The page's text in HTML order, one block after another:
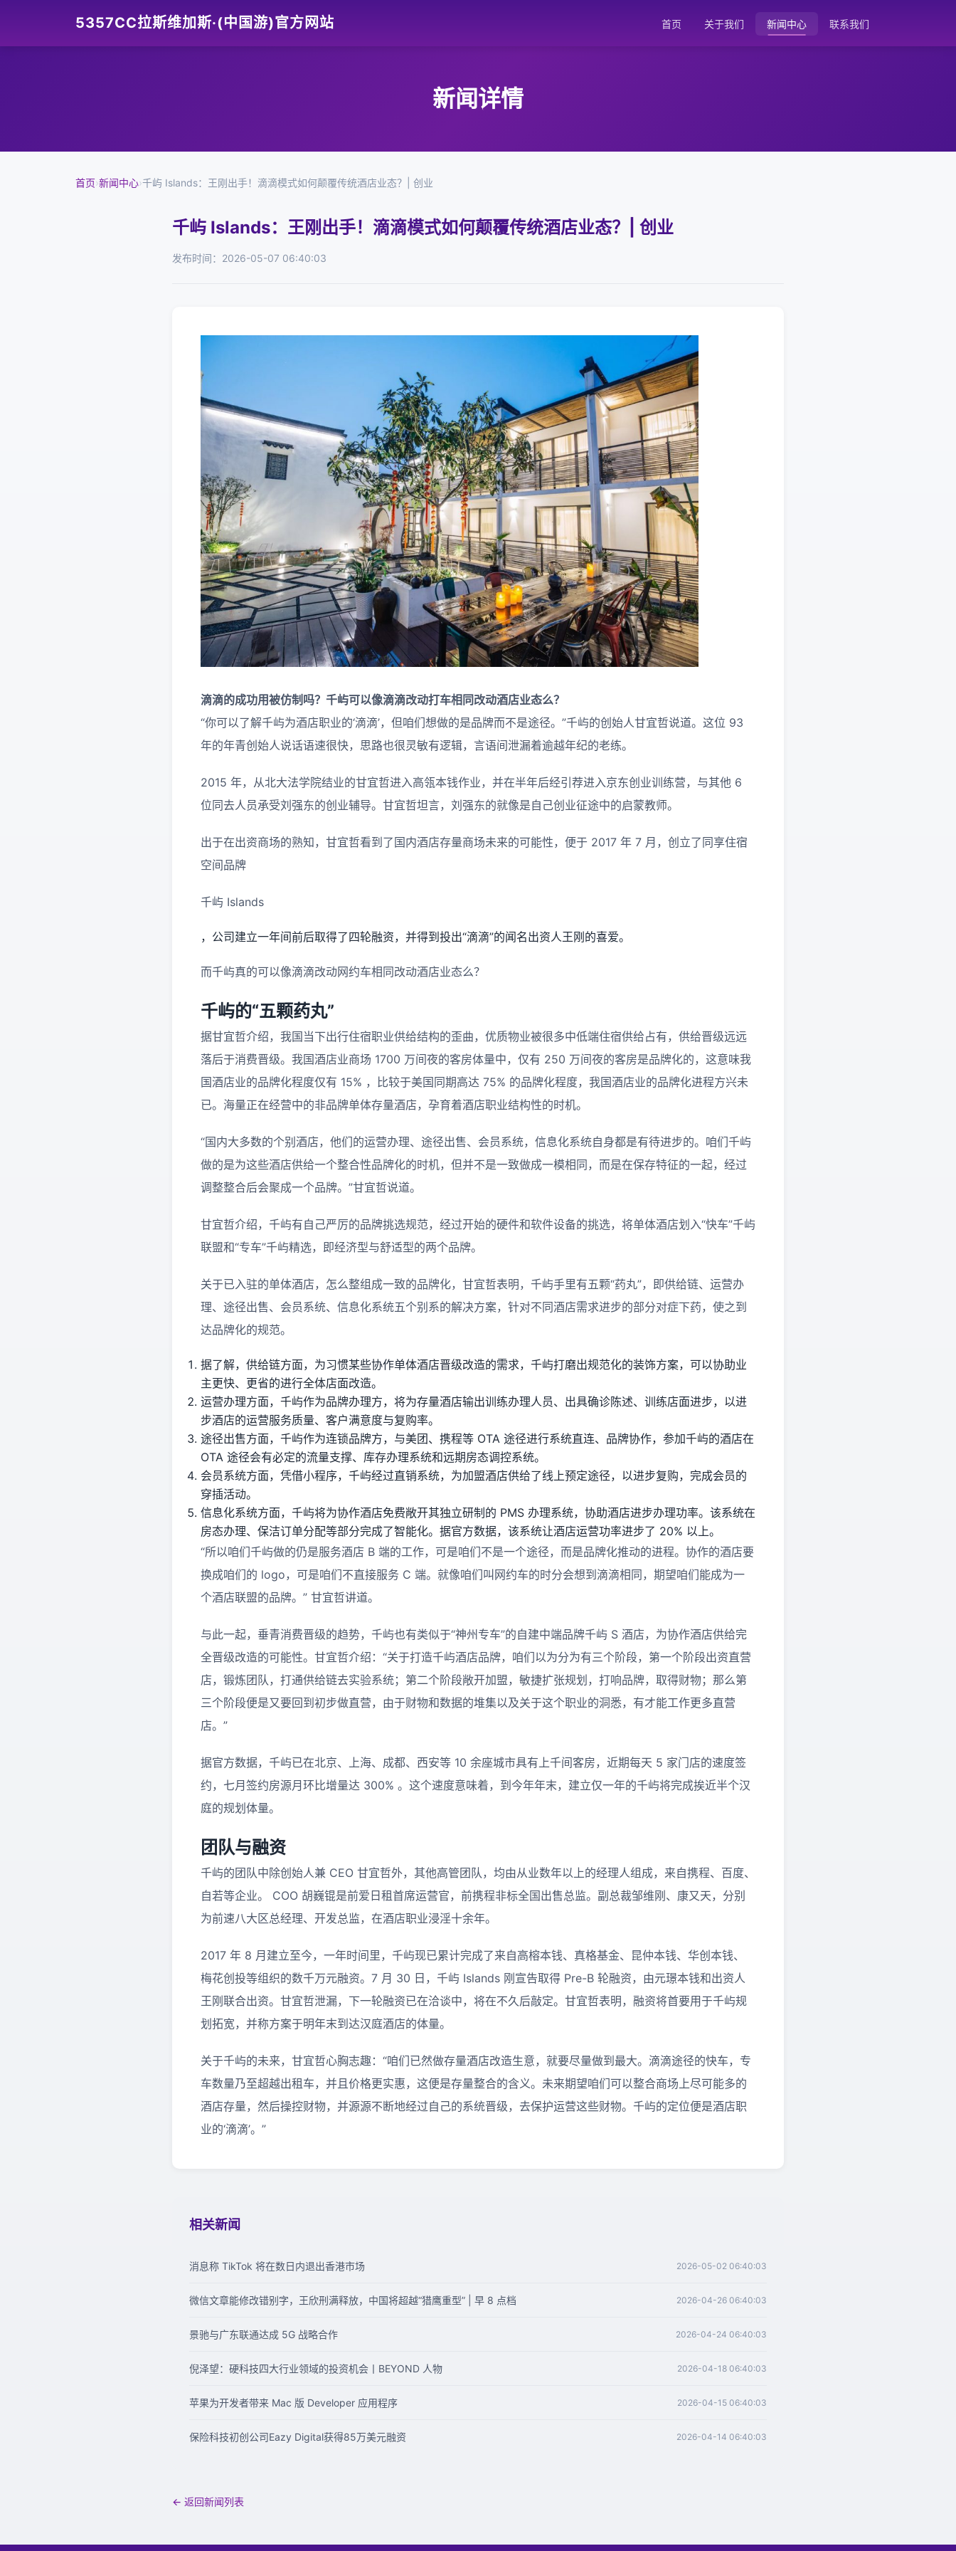
5357CC拉斯维加斯·(中国游)官方网站 首页 关于我们 新闻中心 联系我们
新闻详情
首页›新闻中心›千屿 Islands：王刚出手！滴滴模式如何颠覆传统酒店业态？| 创业
千屿 Islands：王刚出手！滴滴模式如何颠覆传统酒店业态？| 创业
发布时间：2026-05-07 06:40:03
滴滴的成功用被仿制吗？千屿可以像滴滴改动打车相同改动酒店业态么？
“你可以了解千屿为酒店职业的‘滴滴’，但咱们想做的是品牌而不是途径。”千屿的创始人甘宜哲说道。这位 93
年的年青创始人说话语速很快，思路也很灵敏有逻辑，言语间泄漏着逾越年纪的老练。
2015 年，从北大法学院结业的甘宜哲进入高瓴本钱作业，并在半年后经引荐进入京东创业训练营，与其他 6
位同去人员承受刘强东的创业辅导。甘宜哲坦言，刘强东的就像是自己创业征途中的启蒙教师。
出于在出资商场的熟知，甘宜哲看到了国内酒店存量商场未来的可能性，便于 2017 年 7 月，创立了同享住宿
空间品牌
千屿 Islands
，公司建立一年间前后取得了四轮融资，并得到投出“滴滴”的闻名出资人王刚的喜爱。
而千屿真的可以像滴滴改动网约车相同改动酒店业态么？
千屿的“五颗药丸”
据甘宜哲介绍，我国当下出行住宿职业供给结构的歪曲，优质物业被很多中低端住宿供给占有，供给晋级远远
落后于消费晋级。我国酒店业商场 1700 万间夜的客房体量中，仅有 250 万间夜的客房是品牌化的，这意味我
国酒店业的品牌化程度仅有 15% ，比较于美国同期高达 75% 的品牌化程度，我国酒店业的品牌化进程方兴未
已。海量正在经营中的非品牌单体存量酒店，孕育着酒店职业结构性的时机。
“国内大多数的个别酒店，他们的运营办理、途径出售、会员系统，信息化系统自身都是有待进步的。咱们千屿
做的是为这些酒店供给一个整合性品牌化的时机，但并不是一致做成一模相同，而是在保存特征的一起，经过
调整整合后会聚成一个品牌。”甘宜哲说道。
甘宜哲介绍，千屿有自己严厉的品牌挑选规范，经过开始的硬件和软件设备的挑选，将单体酒店划入“快车”千屿
联盟和“专车”千屿精选，即经济型与舒适型的两个品牌。
关于已入驻的单体酒店，怎么整组成一致的品牌化，甘宜哲表明，千屿手里有五颗“药丸”，即供给链、运营办
理、途径出售、会员系统、信息化系统五个别系的解决方案，针对不同酒店需求进步的部分对症下药，使之到
达品牌化的规范。
据了解，供给链方面，为习惯某些协作单体酒店晋级改造的需求，千屿打磨出规范化的装饰方案，可以协助业
主更快、更省的进行全体店面改造。
运营办理方面，千屿作为品牌办理方，将为存量酒店输出训练办理人员、出具确诊陈述、训练店面进步，以进
步酒店的运营服务质量、客户满意度与复购率。
途径出售方面，千屿作为连锁品牌方，与美团、携程等 OTA 途径进行系统直连、品牌协作，参加千屿的酒店在
OTA 途径会有必定的流量支撑、库存办理系统和远期房态调控系统。
会员系统方面，凭借小程序，千屿经过直销系统，为加盟酒店供给了线上预定途径，以进步复购，完成会员的
穿插活动。
信息化系统方面，千屿将为协作酒店免费敞开其独立研制的 PMS 办理系统，协助酒店进步办理功率。该系统在
房态办理、保洁订单分配等部分完成了智能化。据官方数据，该系统让酒店运营功率进步了 20% 以上。
“所以咱们千屿做的仍是服务酒店 B 端的工作，可是咱们不是一个途径，而是品牌化推动的进程。协作的酒店要
换成咱们的 logo，可是咱们不直接服务 C 端。就像咱们叫网约车的时分会想到滴滴相同，期望咱们能成为一
个酒店联盟的品牌。” 甘宜哲讲道。
与此一起，垂青消费晋级的趋势，千屿也有类似于“神州专车”的自建中端品牌千屿 S 酒店，为协作酒店供给完
全晋级改造的可能性。甘宜哲介绍：“关于打造千屿酒店品牌，咱们以为分为有三个阶段，第一个阶段出资直营
店，锻炼团队，打通供给链去实验系统；第二个阶段敞开加盟，敏捷扩张规划，打响品牌，取得财物；那么第
三个阶段便是又要回到初步做直营，由于财物和数据的堆集以及关于这个职业的洞悉，有才能工作更多直营
店。”
据官方数据，千屿已在北京、上海、成都、西安等 10 余座城市具有上千间客房，近期每天 5 家门店的速度签
约，七月签约房源月环比增量达 300% 。这个速度意味着，到今年年末，建立仅一年的千屿将完成挨近半个汉
庭的规划体量。
团队与融资
千屿的团队中除创始人兼 CEO 甘宜哲外，其他高管团队，均由从业数年以上的经理人组成，来自携程、百度、
自若等企业。 COO 胡巍锟是前爱日租首席运营官，前携程非标全国出售总监。副总裁邹维刚、康又天，分别
为前速八大区总经理、开发总监，在酒店职业浸淫十余年。
2017 年 8 月建立至今，一年时间里，千屿现已累计完成了来自高榕本钱、真格基金、昆仲本钱、华创本钱、
梅花创投等组织的数千万元融资。7 月 30 日，千屿 Islands 刚宣告取得 Pre-B 轮融资，由元璟本钱和出资人
王刚联合出资。甘宜哲泄漏，下一轮融资已在洽谈中，将在不久后敲定。甘宜哲表明，融资将首要用于千屿规
划拓宽，并称方案于明年末到达汉庭酒店的体量。
关于千屿的未来，甘宜哲心胸志趣：“咱们已然做存量酒店改造生意，就要尽量做到最大。滴滴途径的快车，专
车数量乃至超越出租车，并且价格更实惠，这便是存量整合的含义。未来期望咱们可以整合商场上尽可能多的
酒店存量，然后操控财物，并源源不断地经过自己的系统晋级，去保护运营这些财物。千屿的定位便是酒店职
业的‘滴滴’。”
相关新闻
消息称 TikTok 将在数日内退出香港市场 2026-05-02 06:40:03
微信文章能修改错别字，王欣刑满释放，中国将超越“猎鹰重型” | 早 8 点档 2026-04-26 06:40:03
景驰与广东联通达成 5G 战略合作 2026-04-24 06:40:03
倪泽望：硬科技四大行业领域的投资机会丨BEYOND 人物 2026-04-18 06:40:03
苹果为开发者带来 Mac 版 Developer 应用程序 2026-04-15 06:40:03
保险科技初创公司Eazy Digital获得85万美元融资 2026-04-14 06:40:03
← 返回新闻列表